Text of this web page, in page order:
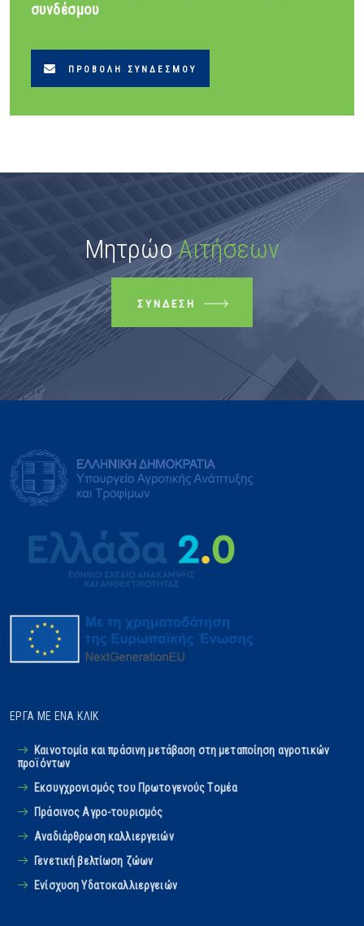
συνδέσμου
ΠΡΟΒΟΛΉ ΣΥΝΔΈΣΜΟΥ
ΜητρώοΑιτήσεων
ΣΎΝΔΕΣΗ
ΈΡΓΑ ΜΕ ΈΝΑ ΚΛΙΚ
Καινοτομία και πράσινη μετάβαση στη μεταποίηση αγροτικών
προϊόντων
Εκσυγχρονισμός του Πρωτογενούς Tομέα
Πράσινος Αγρο-τουρισμός
Αναδιάρθρωση καλλιεργειών
Γενετική βελτίωση ζώων
Ενίσχυση Υδατοκαλλιεργειών